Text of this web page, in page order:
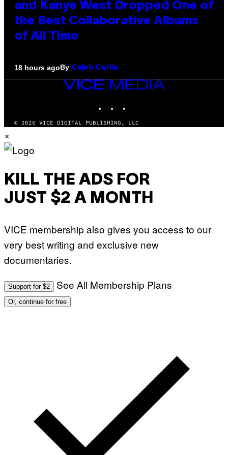
and Kanye West Dropped One of
the Best Collaborative Albums
of All Time
18 hours agoBy Caleb Catlin
VICE
MEDIA
© 2026 VICE DIGITAL PUBLISHING, LLC
×
KILL THE ADS FOR
JUST $2 A MONTH
VICE membership also gives you access to our
very best writing and exclusive new
documentaries.
Support for $2 See All Membership Plans
Or, continue for free